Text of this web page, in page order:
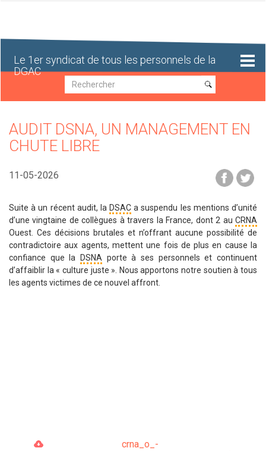
Le 1er syndicat de tous les personnels de la
DGAC
Recherche
Recherche
AUDIT DSNA, UN MANAGEMENT EN
CHUTE LIBRE
11-05-2026
Suite à un récent audit, la DSAC a suspendu les mentions d’unité
d’une vingtaine de collègues à travers la France, dont 2 au CRNA
Ouest. Ces décisions brutales et n’offrant aucune possibilité de
contradictoire aux agents, mettent une fois de plus en cause la
confiance que la
DSNA porte à ses personnels et continuent
d’affaiblir la « culture juste ». Nous apportons notre soutien à tous
les agents victimes de ce nouvel affront.
crna_o_-